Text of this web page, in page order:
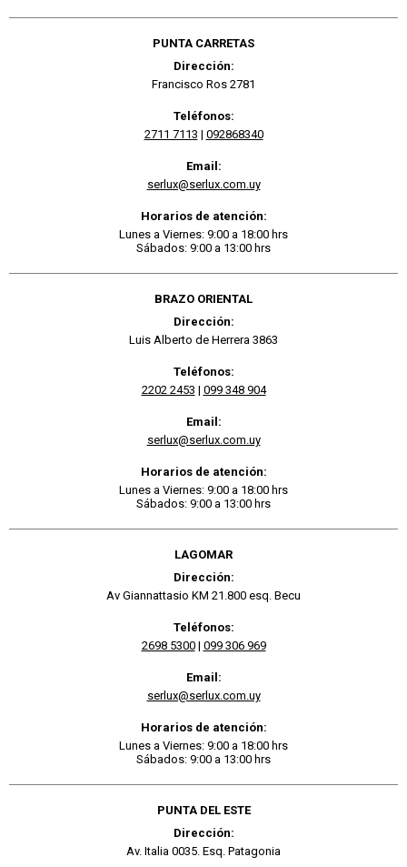
PUNTA CARRETAS
Dirección:
Francisco Ros 2781
Teléfonos:
2711 7113 | 092868340
Email:
serlux@serlux.com.uy
Horarios de atención:
Lunes a Viernes: 9:00 a 18:00 hrs
Sábados: 9:00 a 13:00 hrs
BRAZO ORIENTAL
Dirección:
Luis Alberto de Herrera 3863
Teléfonos:
2202 2453 | 099 348 904
Email:
serlux@serlux.com.uy
Horarios de atención:
Lunes a Viernes: 9:00 a 18:00 hrs
Sábados: 9:00 a 13:00 hrs
LAGOMAR
Dirección:
Av Giannattasio KM 21.800 esq. Becu
Teléfonos:
2698 5300| 099 306 969
Email:
serlux@serlux.com.uy
Horarios de atención:
Lunes a Viernes: 9:00 a 18:00 hrs
Sábados: 9:00 a 13:00 hrs
PUNTA DEL ESTE
Dirección:
Av. Italia 0035. Esq. Patagonia